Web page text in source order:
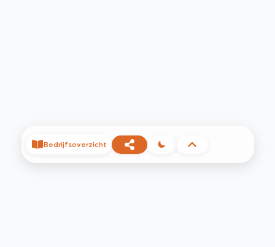
Bedrijfsoverzicht